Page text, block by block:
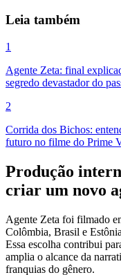
Leia também
1
Agente Zeta: final
segredo devastador do
2
Corrida dos Bichos:
futuro no filme do Prime
Produção
criar um novo
Agente Zeta foi filmado
Colômbia, Brasil e
Essa escolha contribui
amplia o alcance da
franquias do gênero.